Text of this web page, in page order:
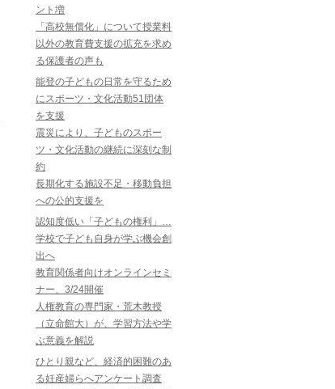
ント増
「高校無償化」について授業料
以外の教育費支援の拡充を求め
る保護者の声も
能登の子どもの日常を守るため
にスポーツ・文化活動51団体
を支援
震災により、子どものスポー
ツ・文化活動の継続に深刻な制
約
長期化する施設不足・移動負担
への公的支援を
認知度低い「子どもの権利」…
学校で子ども自身が学ぶ機会創
出へ
教育関係者向けオンラインセミ
ナー、3/24開催
人権教育の専門家・荒木教授
（立命館大）が、学習方法や学
ぶ意義を解説
ひとり親など、経済的困難のあ
る妊産婦らへアンケート調査